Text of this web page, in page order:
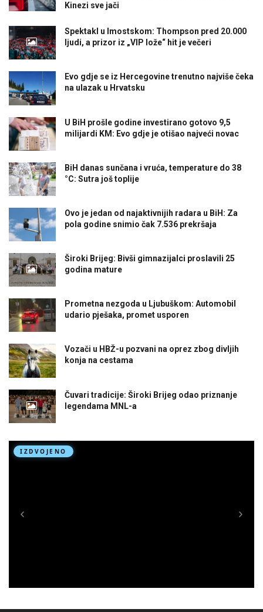
Kinezi sve jači
Spektakl u Imostskom: Thompson pred 20.000
ljudi, a prizor iz „VIP lože“ hit je večeri
Evo gdje se iz Hercegovine trenutno najviše čeka
na ulazak u Hrvatsku
U BiH prošle godine investirano gotovo 9,5
milijardi KM: Evo gdje je otišao najveći novac
BiH danas sunčana i vruća, temperature do 38
°C: Sutra još toplije
Ovo je jedan od najaktivnijih radara u BiH: Za
pola godine snimio čak 7.536 prekršaja
Široki Brijeg: Bivši gimnazijalci proslavili 25
godina mature
Prometna nezgoda u Ljubuškom: Automobil
udario pješaka, promet usporen
Vozači u HBŽ-u pozvani na oprez zbog divljih
konja na cestama
Čuvari tradicije: Široki Brijeg odao priznanje
legendama MNL-a